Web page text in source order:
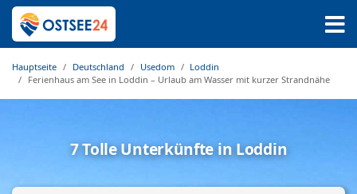
Hauptseite Deutschland Usedom
Loddin
Ferienhaus am See in Loddin – Urlaub am Wasser mit kurzer Strandnähe
7 Tolle Unterkünfte in Loddin